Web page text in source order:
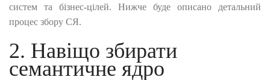
систем та бізнес-цілей. Нижче буде описано детальний
процес збору СЯ.
2. Навіщо збирати
семантичне ядро